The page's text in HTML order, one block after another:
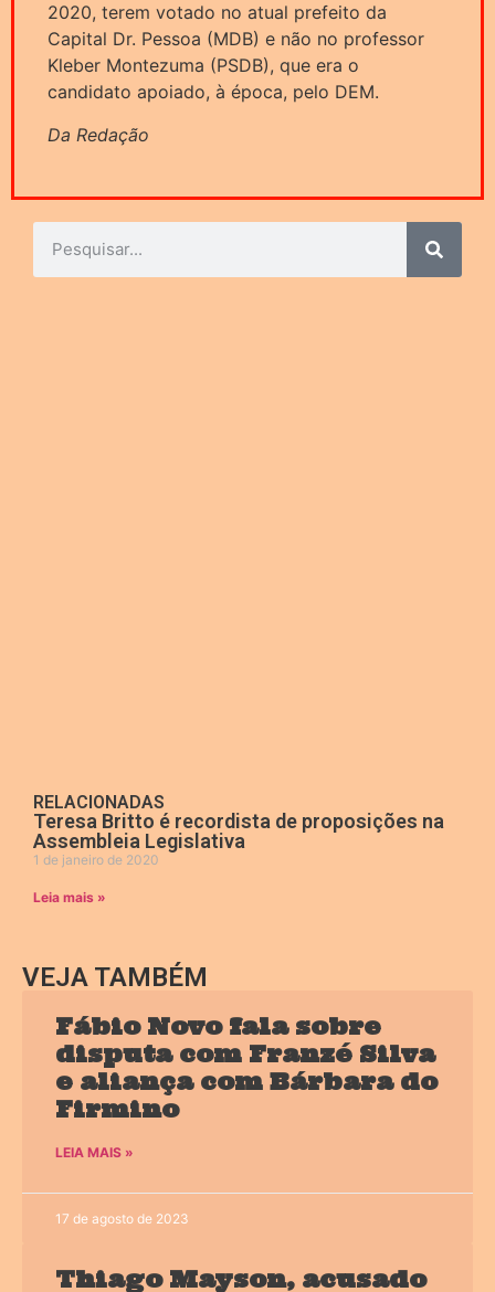
2020, terem votado no atual prefeito da
Capital Dr. Pessoa (MDB) e não no professor
Kleber Montezuma (PSDB), que era o
candidato apoiado, à época, pelo DEM.
Da Redação
RELACIONADAS
Teresa Britto é recordista de proposições na
Assembleia Legislativa
1 de janeiro de 2020
Leia mais »
VEJA TAMBÉM
Fábio Novo fala sobre
disputa com Franzé Silva
e aliança com Bárbara do
Firmino
LEIA MAIS »
17 de agosto de 2023
Thiago Mayson, acusado